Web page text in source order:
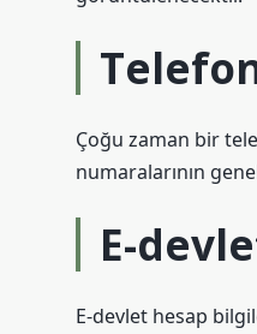
Çoğu zaman bir
numaralarının
E-
E-devlet hesap